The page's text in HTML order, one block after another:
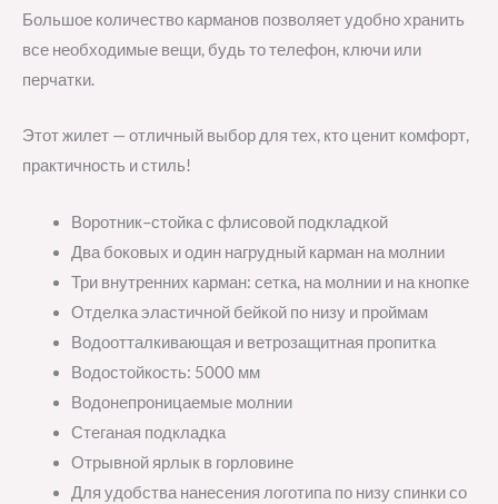
Большое количество карманов позволяет удобно хранить
все необходимые вещи, будь то телефон, ключи или
перчатки.
Этот жилет — отличный выбор для тех, кто ценит комфорт,
практичность и стиль!
Воротник–стойка с флисовой подкладкой
Два боковых и один нагрудный карман на молнии
Три внутренних карман: сетка, на молнии и на кнопке
Отделка эластичной бейкой по низу и проймам
Водоотталкивающая и ветрозащитная пропитка
Водостойкость: 5000 мм
Водонепроницаемые молнии
Стеганая подкладка
Отрывной ярлык в горловине
Для удобства нанесения логотипа по низу спинки со